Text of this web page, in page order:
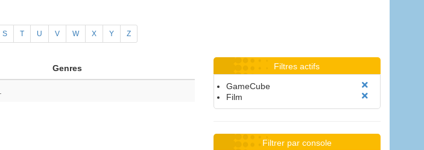
S T U V W X Y Z
Genres Filtres actifs
GameCube
Film
Filtrer par console